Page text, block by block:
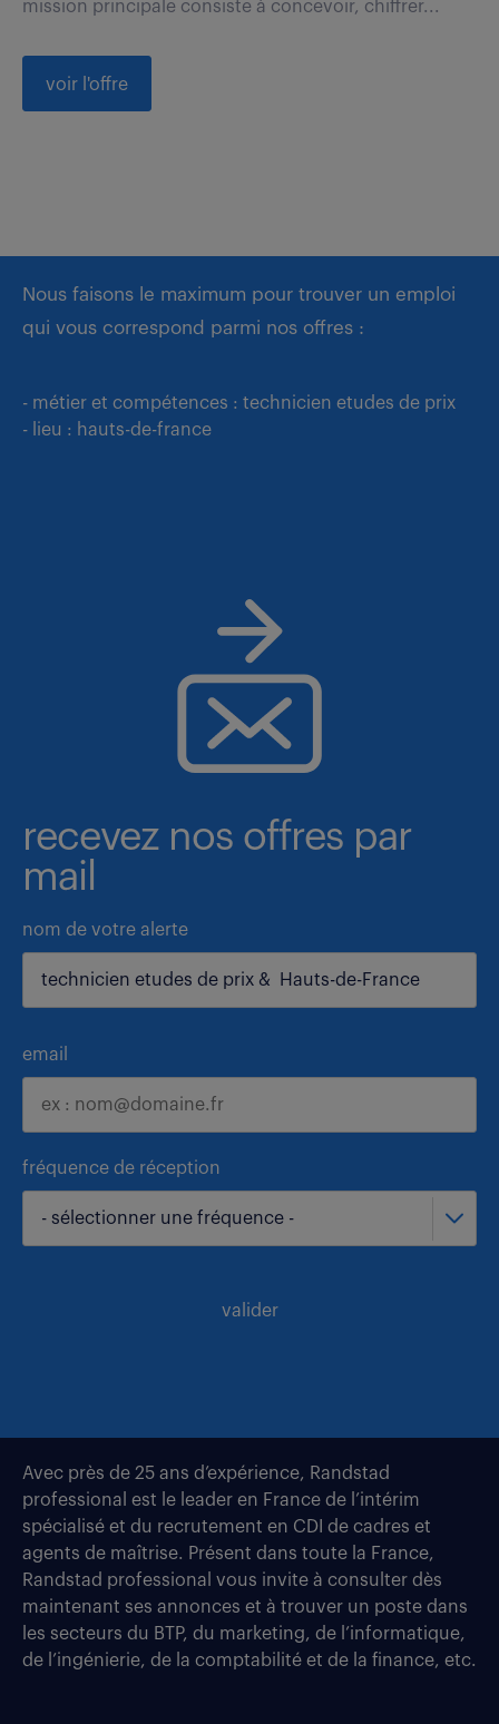
mission principale consiste à concevoir, chiffrer...
voir l'offre
Nous faisons le maximum pour trouver un emploi
qui vous correspond parmi nos offres :
- métier et compétences : technicien etudes de prix
- lieu : hauts-de-france
recevez nos offres par
mail
nom de votre alerte
email
fréquence de réception
- sélectionner une fréquence -
valider
Avec près de 25 ans d’expérience, Randstad
professional est le leader en France de l’intérim
spécialisé et du recrutement en CDI de cadres et
agents de maîtrise. Présent dans toute la France,
Randstad professional vous invite à consulter dès
maintenant ses annonces et à trouver un poste dans
les secteurs du BTP, du marketing, de l’informatique,
de l’ingénierie, de la comptabilité et de la finance, etc.